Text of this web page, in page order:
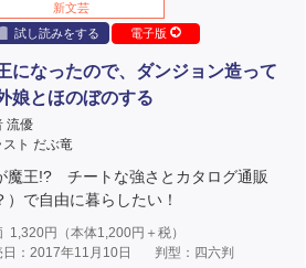
新文芸
試し読みをする
電子版
になったので、ダンジョン造って
娘とほのぼのする
流優
スト だぶ竜
魔王!? チートな強さとカタログ通販
）で自由に暮らしたい！
1,320円（本体1,200円＋税）
日：2017年11月10日
判型：四六判